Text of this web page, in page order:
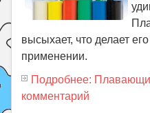
высыхает, что делает
применении.
Подробнее:
комментарий